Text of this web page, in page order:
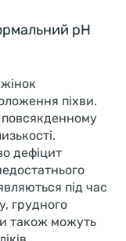
pH
піхви.
повсякденному
дефіцит
під час
грудного
також можуть